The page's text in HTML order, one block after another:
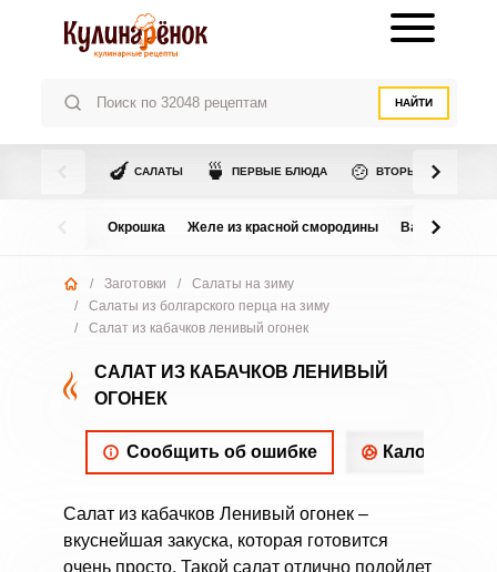
НАЙТИ
🍆 САЛАТЫ 🍵 ПЕРВЫЕ БЛЮДА 🍲 ВТОРЫЕ БЛЮДА
Окрошка Желе из красной смородины Варенье из
/ Заготовки /
Салаты на зиму
/
Салаты из болгарского перца на зиму
/
Салат из кабачков ленивый огонек
САЛАТ ИЗ КАБАЧКОВ ЛЕНИВЫЙ
ОГОНЕК
Сообщить об ошибке
Салат из кабачков Ленивый огонек –
вкуснейшая закуска, которая готовится
очень просто. Такой салат отлично подойдет